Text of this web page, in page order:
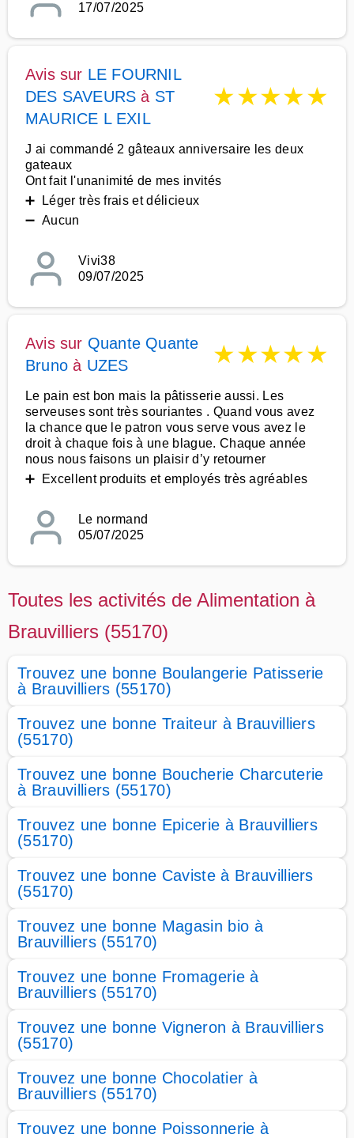
17/07/2025
Avis sur LE FOURNIL
DES SAVEURS à ST
MAURICE L EXIL
★★★★★
J ai commandé 2 gâteaux anniversaire les deux
gateaux
Ont fait l'unanimité de mes invités
➕ Léger très frais et délicieux
➖ Aucun
Vivi38
09/07/2025
Avis sur Quante Quante
Bruno à UZES ★★★★★
Le pain est bon mais la pâtisserie aussi. Les
serveuses sont très souriantes . Quand vous avez
la chance que le patron vous serve vous avez le
droit à chaque fois à une blague. Chaque année
nous nous faisons un plaisir d’y retourner
➕ Excellent produits et employés très agréables
Le normand
05/07/2025
Toutes les activités de Alimentation à
Brauvilliers (55170)
Trouvez une bonne Boulangerie Patisserie
à Brauvilliers (55170)
Trouvez une bonne Traiteur à Brauvilliers
(55170)
Trouvez une bonne Boucherie Charcuterie
à Brauvilliers (55170)
Trouvez une bonne Epicerie à Brauvilliers
(55170)
Trouvez une bonne Caviste à Brauvilliers
(55170)
Trouvez une bonne Magasin bio à
Brauvilliers (55170)
Trouvez une bonne Fromagerie à
Brauvilliers (55170)
Trouvez une bonne Vigneron à Brauvilliers
(55170)
Trouvez une bonne Chocolatier à
Brauvilliers (55170)
Trouvez une bonne Poissonnerie à